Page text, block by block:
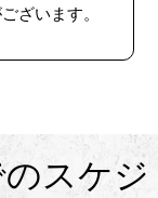
ざいます。
スケジ